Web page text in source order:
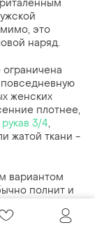
это
наряд.
женских
плотнее,
рукав 3/4,
жатой ткани -
вариантом
полнит и